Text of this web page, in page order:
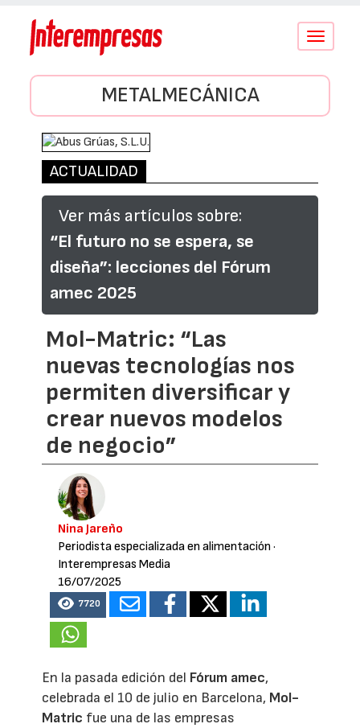
Conmutar
METALMECÁNICA
ACTUALIDAD
Ver más artículos sobre:
“El futuro no se espera, se
diseña”: lecciones del Fórum
amec 2025
Mol-Matric: “Las
nuevas tecnologías nos
permiten diversificar y
crear nuevos modelos
de negocio”
Nina Jareño
Periodista especializada en alimentación ·
Interempresas Media
16/07/2025
7720
En la pasada edición del Fórum amec,
celebrada el 10 de julio en Barcelona, Mol-
Matric fue una de las empresas